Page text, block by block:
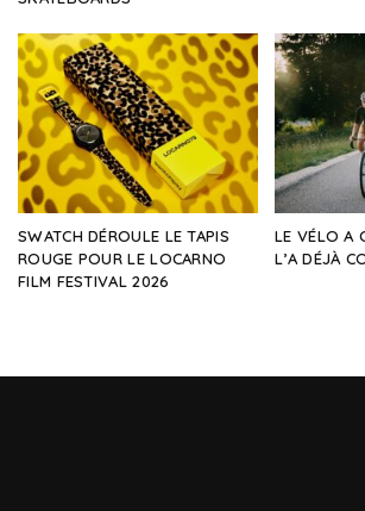
SWATCH DÉROULE LE TAPIS
ROUGE POUR LE LOCARNO
FILM FESTIVAL 2026
LE VÉLO A
L’A DÉJÀ